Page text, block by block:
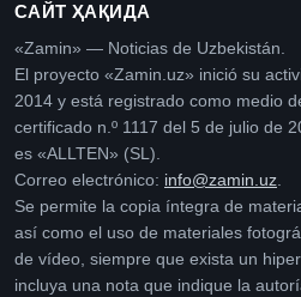
САЙТ ҲАҚИДА
«Zamin» — Noticias de Uzbekistán.
El proyecto «Zamin.uz» inició su
2014 y está registrado como medio
certificado n.º 1117 del 5 de julio de
es «ALLTEN» (SL).
Correo electrónico: info@zamin.uz.
Se permite la copia íntegra de
así como el uso de materiales
de vídeo, siempre que exista un
incluya una nota que indique la